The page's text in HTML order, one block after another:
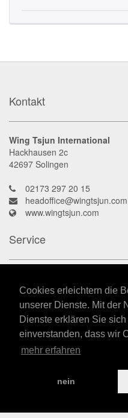
Cookies erleichtern die
unserer Dienste. Mit der
Dienste erklären Sie
einverstanden, dass wir
mehr erfahren
nein
Kontakt
Wing Tsjun International
Hackhausen 2c
42697 Solingen
02173 297 20 15
headoffice@wingtsjun.com
www.wingtsjun.com
Service
Datenschutz
Impressum